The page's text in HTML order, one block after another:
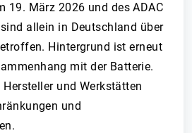
19. März 2026 und des ADAC
allein in Deutschland über
Hintergrund ist erneut
mit der Batterie.
und Werkstätten
und